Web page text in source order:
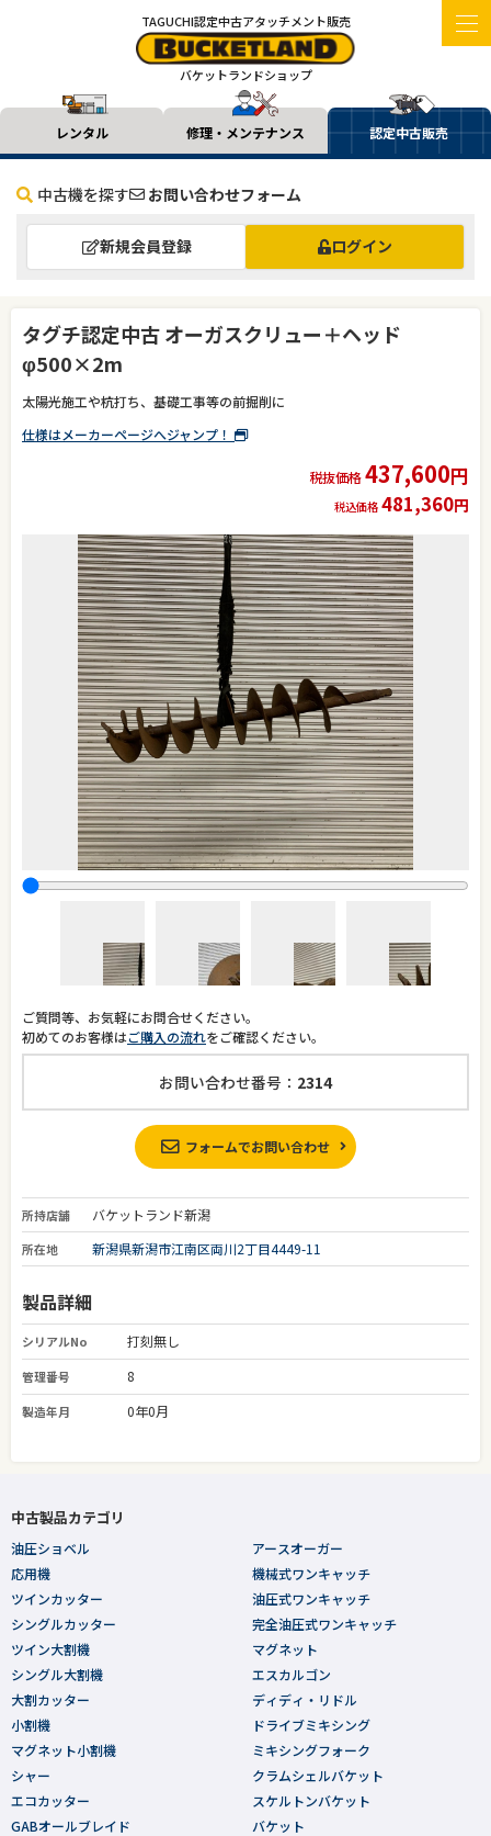
TAGUCHI認定中古アタッチメント販売
バケットランドショップ
レンタル 修理・メンテナンス 認定中古販売
中古機を探す お問い合わせフォーム
新規会員登録 ログイン
タグチ認定中古 オーガスクリュー＋ヘッド
φ500×2m
太陽光施工や杭打ち、基礎工事等の前掘削に
仕様はメーカーページへジャンプ！
税抜価格437,600円
税込価格 481,360円
ご質問等、お気軽にお問合せください。
初めてのお客様はご購入の流れをご確認ください。
お問い合わせ番号： 2314
フォームでお問い合わせ
所持店舗 バケットランド新潟
所在地 新潟県新潟市江南区両川2丁目4449-11
製品詳細
シリアルNo 打刻無し
管理番号 8
製造年月 0年0月
中古製品カテゴリ
油圧ショベル
応用機
ツインカッター
シングルカッター
ツイン大割機
シングル大割機
大割カッター
小割機
マグネット小割機
シャー
エコカッター
GABオールブレイド
アースオーガー
機械式ワンキャッチ
油圧式ワンキャッチ
完全油圧式ワンキャッチ
マグネット
エスカルゴン
ディディ・リドル
ドライブミキシング
ミキシングフォーク
クラムシェルバケット
スケルトンバケット
バケット